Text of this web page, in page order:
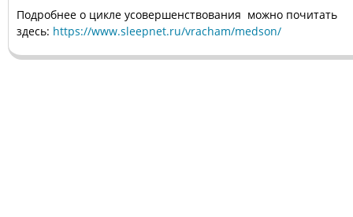
Подробнее о цикле усовершенствования можно почитать
здесь: https://www.sleepnet.ru/vracham/medson/